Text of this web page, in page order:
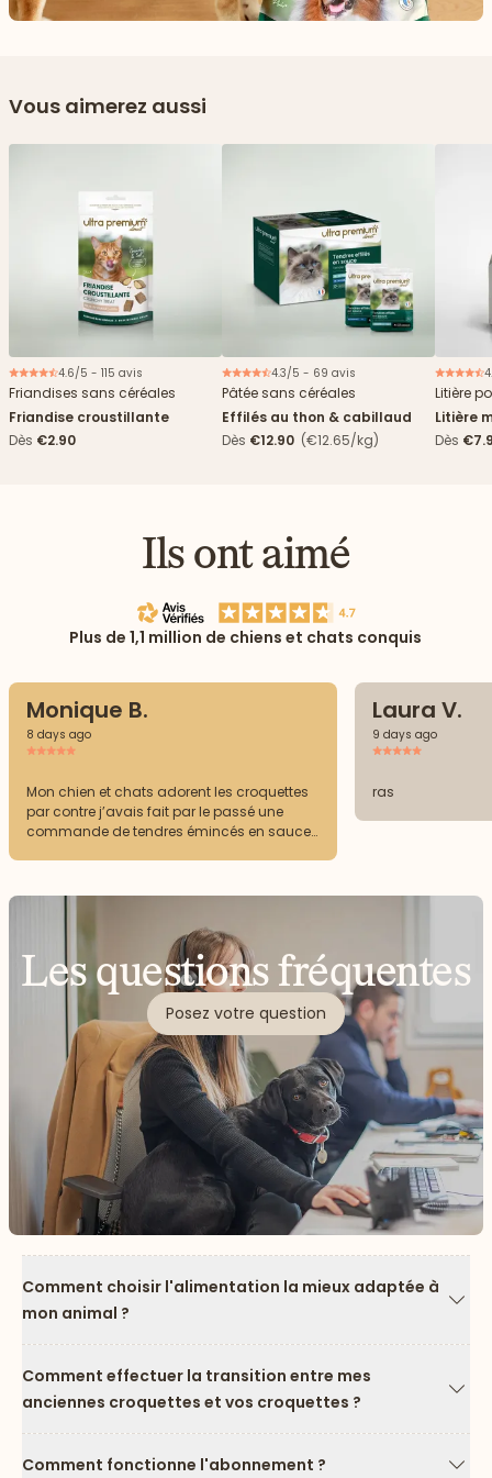
Vous aimerez aussi
4.6/5 - 115 avis
Friandises sans céréales
Friandise croustillante
Dès €2.90
4.3/5 - 69 avis
Pâtée sans céréales
Effilés au thon & cabillaud
Dès €12.90 (€12.65/kg)
Litière
Litière
Dès
Ils ont aimé
Plus de 1,1 million de chiens et chats conquis
Monique B.
8 days ago
Mon chien et chats adorent les croquettes
par contre j’avais fait par le passé une
commande de tendres émincés en sauce
Laura V.
9 days ago
ras
Les questions fréquentes
Posez votre question
Comment choisir l'alimentation la mieux adaptée à
mon animal ?
Comment effectuer la transition entre mes
anciennes croquettes et vos croquettes ?
Comment fonctionne l'abonnement ?